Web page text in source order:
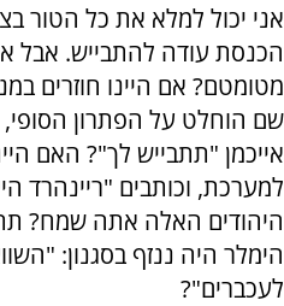
אני יכול למלא את כל הטור
הכנסת עודה להתבייש. אבל
מטומטם? אם היינו חוזרים
שם הוחלט על הפתרון
אייכמן "תתבייש לך"? האם
למערכת, וכותבים "ריינהרד
היהודים האלה אתה שמח?
הימלר היה ננזף בסגנון:
לעכברים"?